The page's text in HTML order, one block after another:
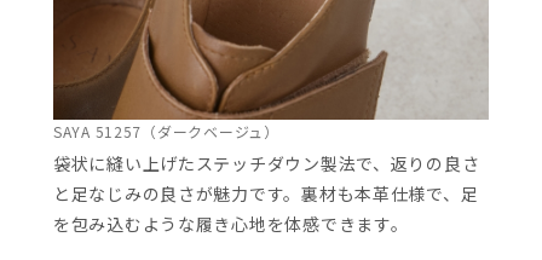
SAYA 51257（ダークベージュ）
袋状に縫い上げたステッチダウン製法で、返りの良さ
と足なじみの良さが魅力です。裏材も本革仕様で、足
を包み込むような履き心地を体感できます。